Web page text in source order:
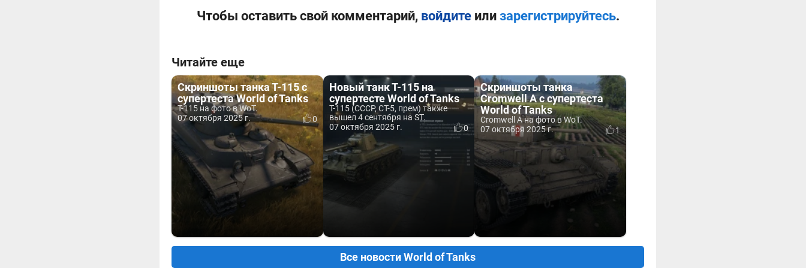
Чтобы оставить свой комментарий, войдитеили зарегистрируйтесь.
Читайте еще
Скриншоты танка Т-115 с
супертеста World of Tanks
Т-115 на фото в WoT.
07 октября 2025 г.
0
Новый танк Т-115 на
супертесте World of Tanks
Т-115 (СССР, СТ-5, прем) также
вышел 4 сентября на ST.
07 октября 2025 г.
0
Скриншоты танка
Cromwell A с супертеста
World of Tanks
Cromwell A на фото в WoT.
07 октября 2025 г.
1
Все новости World of Tanks